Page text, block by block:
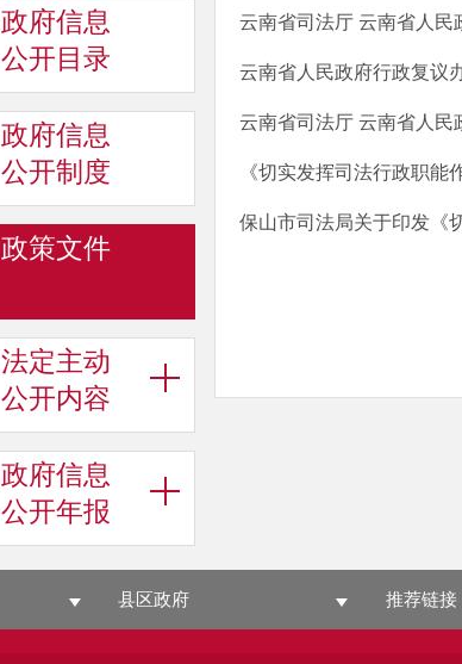
政府信息
公开目录
政府信息
公开制度
政策文件
法定主动
公开内容
政府信息
公开年报
云南省司法厅 云南省人民
云南省人民政府行政复议
云南省司法厅 云南省人民
《切实发挥司法行政职
保山市司法局关于印发《
县区政府 推荐链接